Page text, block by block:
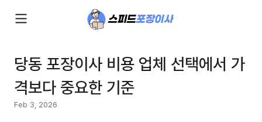
당동 포장이사 비용 업체 선택에서 가
격보다 중요한 기준
Feb 3, 2026